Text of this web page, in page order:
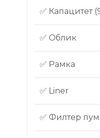
✅ Капацитет
✅ Облик
✅ Рамка
✅ Liner
✅ Филтер